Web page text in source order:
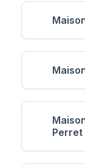
Perret